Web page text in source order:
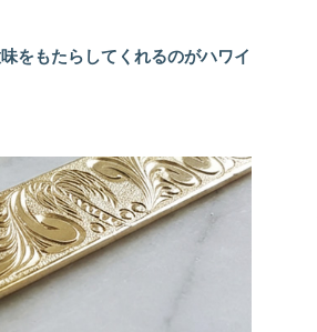
をもたらしてくれるのがハワイ